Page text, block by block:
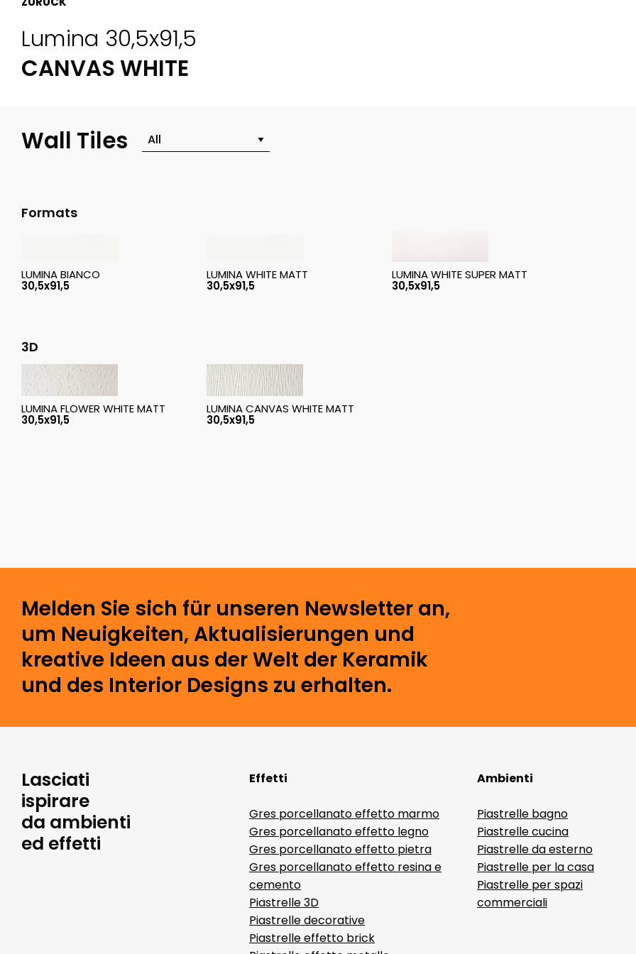
Lumina 30,5x91,5
CANVAS WHITE
Wall Tiles
Formats
LUMINA BIANCO
30,5x91,5
LUMINA WHITE MATT
30,5x91,5
LUMINA WHITE SUPER MATT
30,5x91,5
3D
LUMINA FLOWER WHITE MATT
30,5x91,5
LUMINA CANVAS WHITE MATT
30,5x91,5
Melden Sie sich für unseren Newsletter an,
um Neuigkeiten, Aktualisierungen und
kreative Ideen aus der Welt der Keramik
und des Interior Designs zu erhalten.
Lasciati
ispirare
da ambienti
ed effetti
Effetti
Gres porcellanato effetto marmo
Gres porcellanato effetto legno
Gres porcellanato effetto pietra
Gres porcellanato effetto resina e
cemento
Piastrelle 3D
Piastrelle decorative
Piastrelle effetto brick
Ambienti
Piastrelle bagno
Piastrelle cucina
Piastrelle da esterno
Piastrelle per la casa
Piastrelle per spazi
commerciali